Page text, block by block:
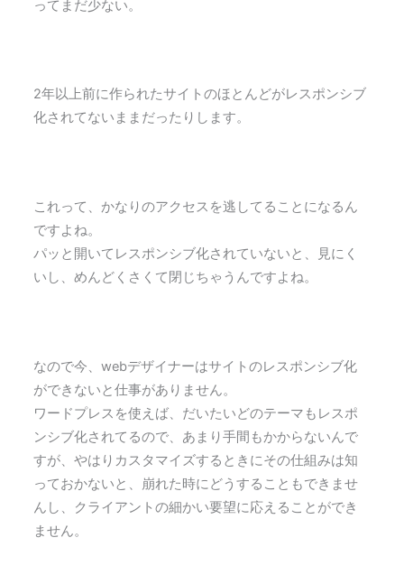
ってまだ少ない。
2年以上前に作られたサイトのほとんどがレスポンシブ
化されてないままだったりします。
これって、かなりのアクセスを逃してることになるん
ですよね。
パッと開いてレスポンシブ化されていないと、見にく
いし、めんどくさくて閉じちゃうんですよね。
なので今、webデザイナーはサイトのレスポンシブ化
ができないと仕事がありません。
ワードプレスを使えば、だいたいどのテーマもレスポ
ンシブ化されてるので、あまり手間もかからないんで
すが、やはりカスタマイズするときにその仕組みは知
っておかないと、崩れた時にどうすることもできませ
んし、クライアントの細かい要望に応えることができ
ません。